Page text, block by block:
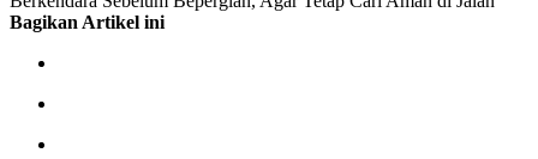
Bagikan Artikel ini